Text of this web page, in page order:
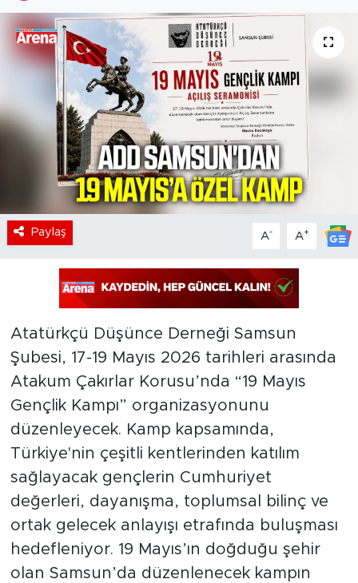
Paylaş A- A+
Atatürkçü Düşünce Derneği Samsun
Şubesi, 17-19 Mayıs 2026 tarihleri arasında
Atakum Çakırlar Korusu’nda “19 Mayıs
Gençlik Kampı” organizasyonunu
düzenleyecek. Kamp kapsamında,
Türkiye'nin çeşitli kentlerinden katılım
sağlayacak gençlerin Cumhuriyet
değerleri, dayanışma, toplumsal bilinç ve
ortak gelecek anlayışı etrafında buluşması
hedefleniyor. 19 Mayıs’ın doğduğu şehir
olan Samsun’da düzenlenecek kampın